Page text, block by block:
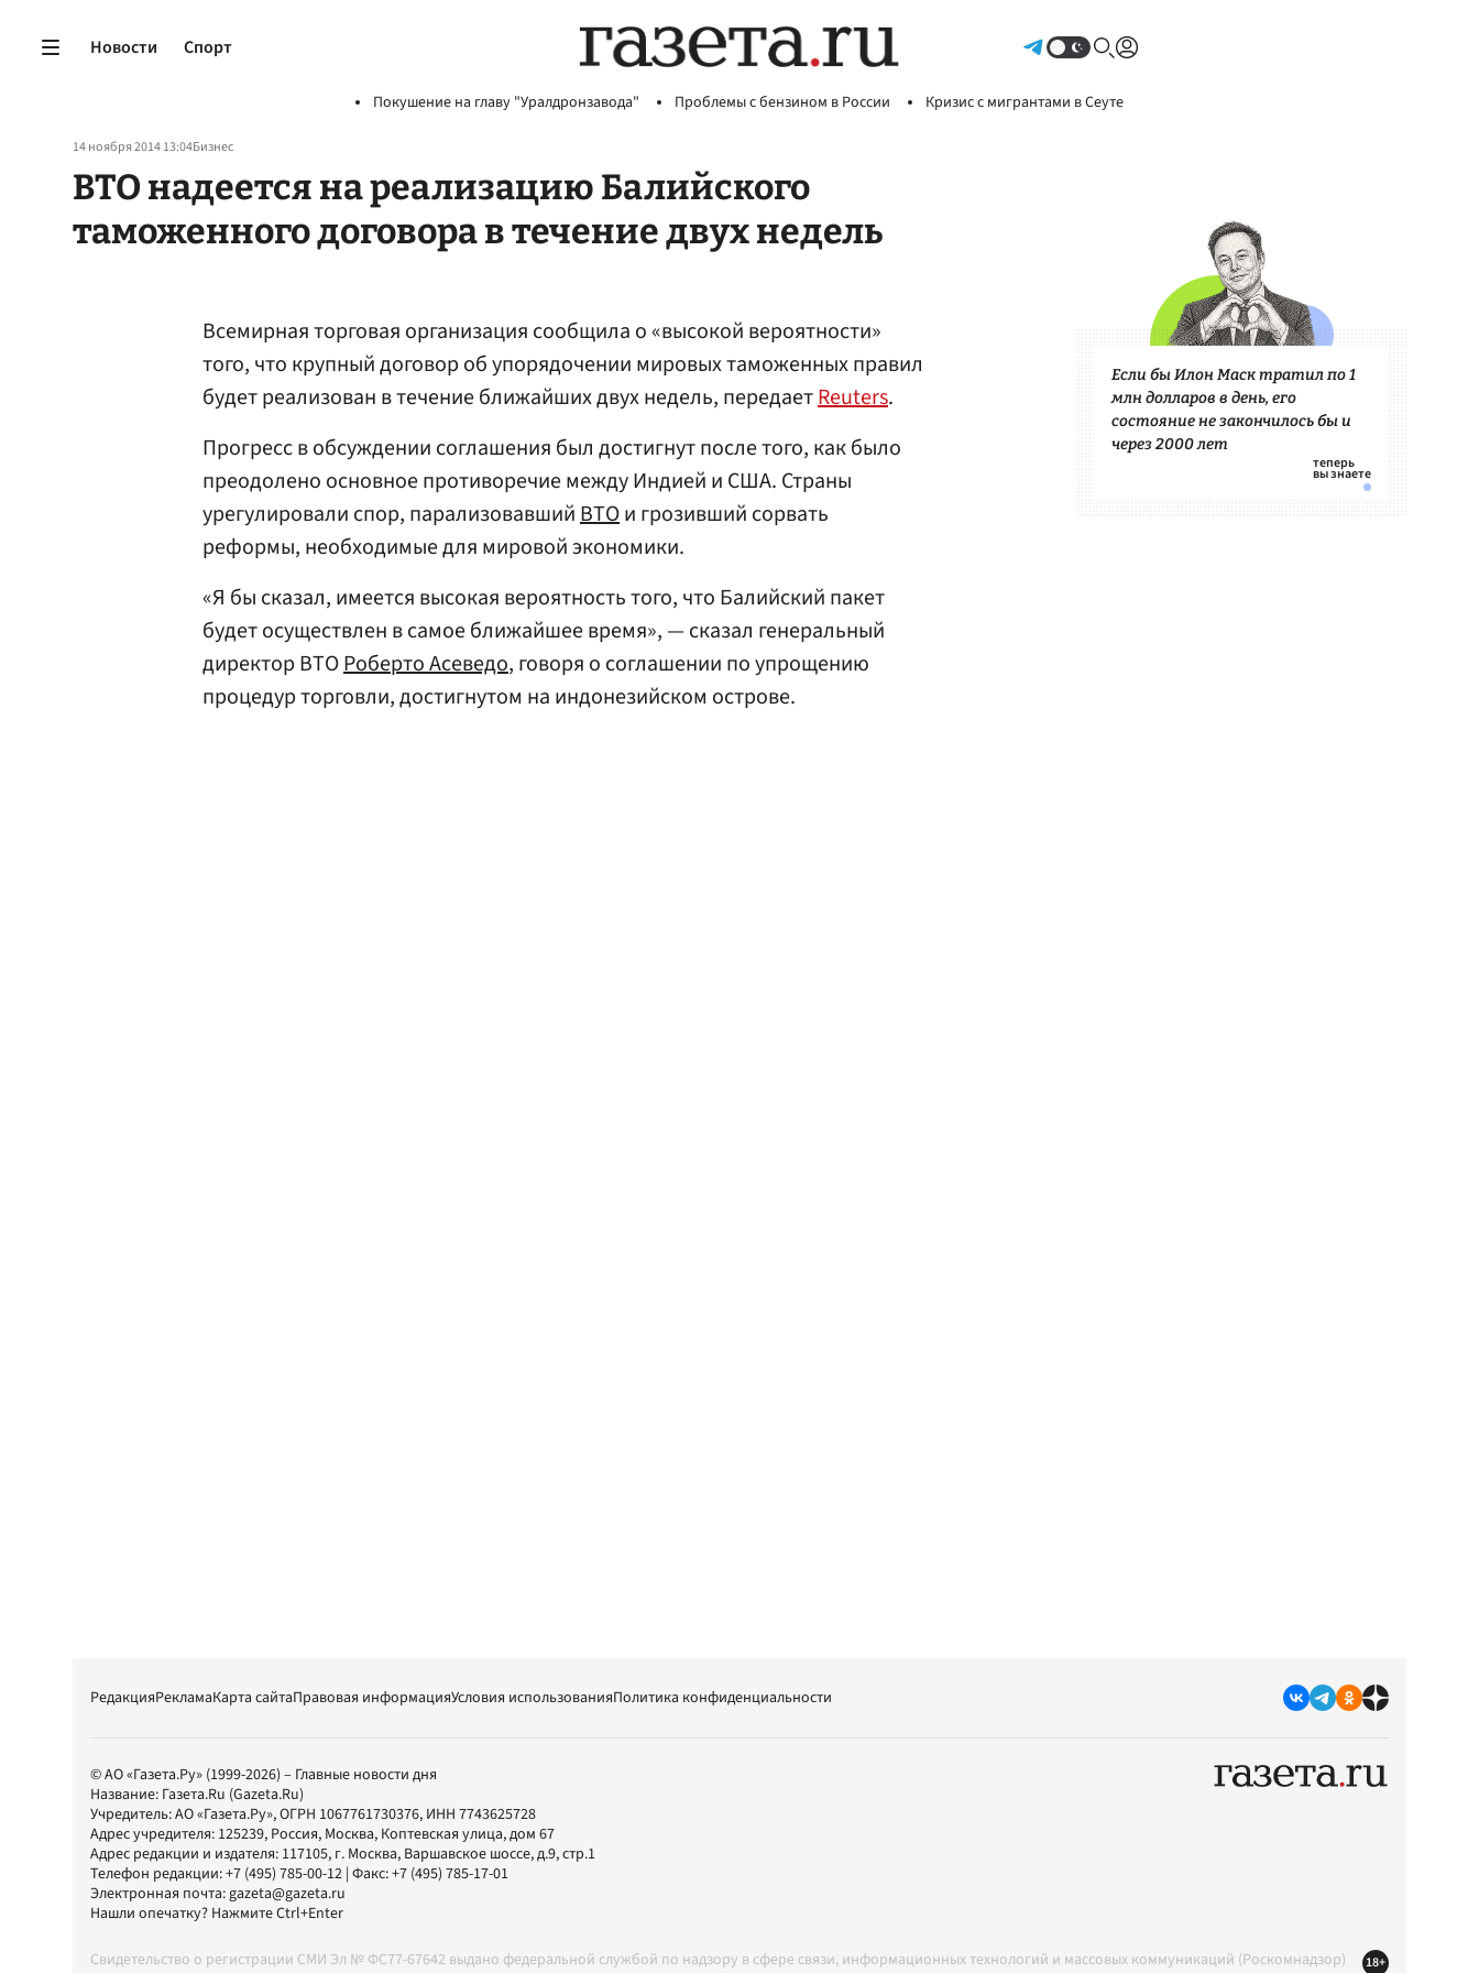
Новости Спорт
Покушение на главу "Уралдронзавода" Проблемы с бензином в России Кризис с мигрантами в Сеуте
14 ноября 2014 13:04Бизнес
ВТО надеется на реализацию Балийского
таможенного договора в течение двух недель
Всемирная торговая организация сообщила о «высокой вероятности»
того, что крупный договор об упорядочении мировых таможенных правил
будет реализован в течение ближайших двух недель, передаетReuters.
Прогресс в обсуждении соглашения был достигнут после того, как было
преодолено основное противоречие между Индией и США. Страны
урегулировали спор, парализовавшийВТОи грозивший сорвать
реформы, необходимые для мировой экономики.
«Я бы сказал, имеется высокая вероятность того, что Балийский пакет
будет осуществлен в самое ближайшее время», — сказал генеральный
директор ВТОРоберто Асеведо, говоря о соглашении по упрощению
процедур торговли, достигнутом на индонезийском острове.
Если бы Илон Маск тратил по 1
млн долларов в день, его
состояние не закончилось бы и
через 2000 лет
РедакцияРекламаКарта сайтаПравовая информацияУсловия использованияПолитика конфиденциальности
© АО «Газета.Ру» (1999-2026) – Главные новости дня
Название: Газета.Ru (Gazeta.Ru)
Учредитель:АО «Газета.Ру», ОГРН 1067761730376, ИНН 7743625728
Адрес учредителя: 125239, Россия, Москва, Коптевская улица, дом 67
Адрес редакции и издателя: 117105, г. Москва, Варшавское шоссе, д.9, стр.1
Телефон редакции:+7 (495) 785-00-12 | Факс:+7 (495) 785-17-01
Электронная почта:gazeta@gazeta.ru
Нашли опечатку? Нажмите Ctrl+Enter
Свидетельство о регистрации СМИ Эл № ФС77-67642 выдано федеральной службой по надзору в сфере связи, информационных технологий и массовых коммуникаций (Роскомнадзор)
18+